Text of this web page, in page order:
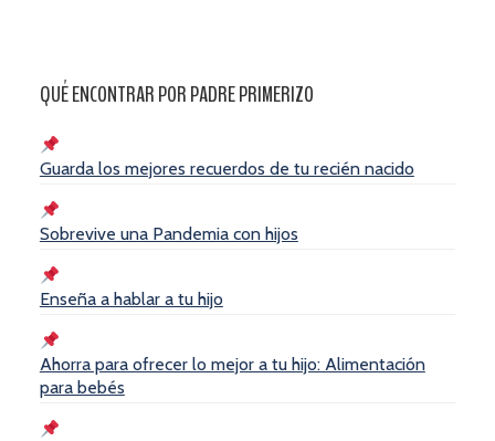
QUÉ ENCONTRAR POR PADRE PRIMERIZO
Guarda los mejores recuerdos de tu recién nacido
Sobrevive una Pandemia con hijos
Enseña a hablar a tu hijo
Ahorra para ofrecer lo mejor a tu hijo: Alimentación
para bebés